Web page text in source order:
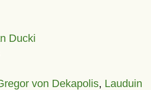
Ducki
von Dekapolis, Lauduin